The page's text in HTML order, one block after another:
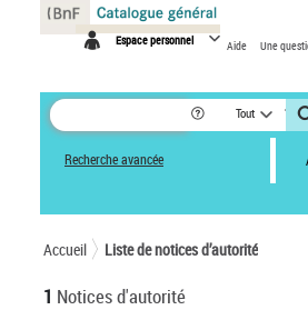
Espace personnel Aide Une
Tout
Recherche avancée
Accueil Liste de notices d’autorité
1 Notices d'autorité
Panneau de gestion des cookies